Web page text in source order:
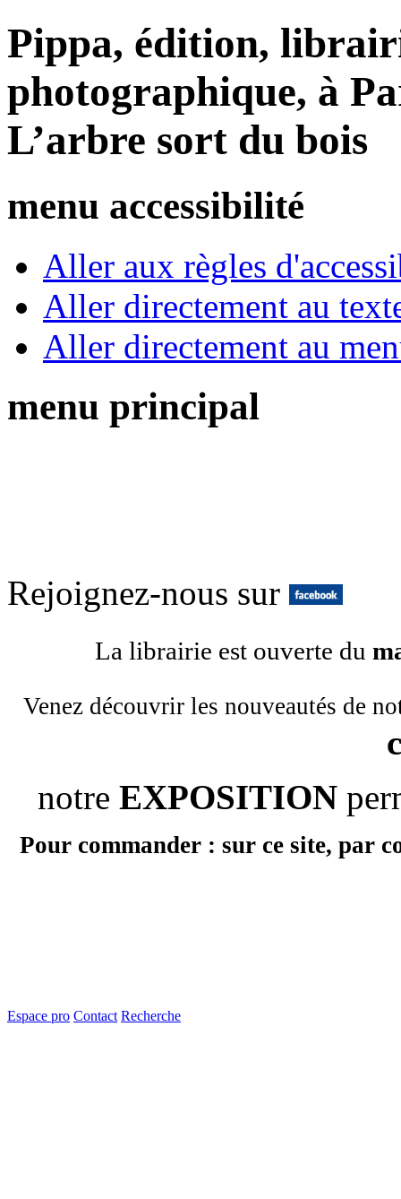
Pippa, édition,
photographique, à
L’arbre sort du bois
menu accessibilité
Aller aux règles
Aller directement au
Aller directement au
menu principal
Rejoignez-nous sur
La librairie est ouverte du
Venez découvrir les nouveautés de
notre EXPOSITION
Pour commander : sur ce site, par
Espace pro Contact Recherche